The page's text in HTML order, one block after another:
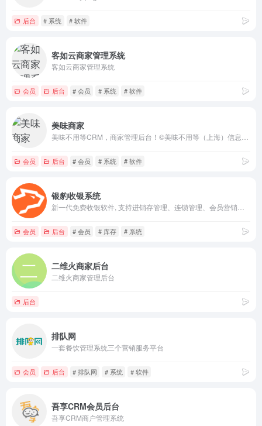
后台 # 系统 # 软件
客如云商家管理系统
客如云商家管理系统
会员 后台 # 会员 # 系统 # 软件
美味商家
会员 后台 # 会员 # 系统 # 软件
银豹收银系统
会员 后台 # 会员 # 库存 # 系统
二维火商家后台
二维火商家管理后台
后台
排队网
一套餐饮管理系统三个营销服务平台
会员 后台 # 排队网 # 系统 # 软件
吾享CRM会员后台
吾享CRM商户管理系统